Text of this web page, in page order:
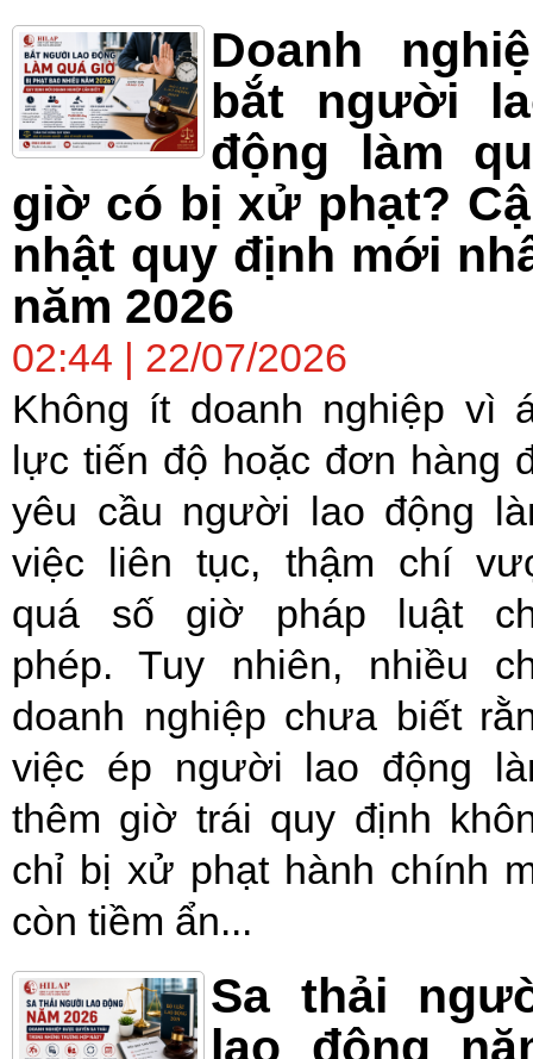
Doanh
bắt người
động làm
giờ có bị xử phạt?
nhật quy định mới
năm 2026
02:44 | 22/07/2026
Không ít doanh nghiệp vì
lực tiến độ hoặc đơn hàng
yêu cầu người lao động
việc liên tục, thậm chí
quá số giờ pháp luật
phép. Tuy nhiên, nhiều
doanh nghiệp chưa biết
việc ép người lao động
thêm giờ trái quy định
chỉ bị xử phạt hành chính
còn tiềm ẩn...
Sa thải
lao động